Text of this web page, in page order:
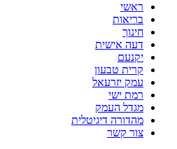
ראשי
בריאות
חינוך
דעה אישית
יקנעם
קרית טבעון
עמק יזרעאל
רמת ישי
מגדל העמק
מהדורה דיגיטלית
צור קשר